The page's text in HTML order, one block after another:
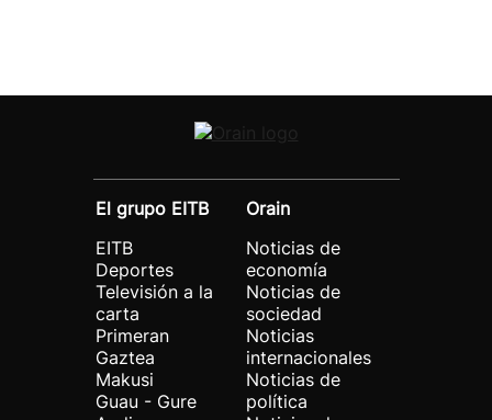
El grupo EITB
EITB
Deportes
Televisión a la
carta
Primeran
Gaztea
Makusi
Guau - Gure
Orain
Noticias de
economía
Noticias de
sociedad
Noticias
internacionales
Noticias de
política